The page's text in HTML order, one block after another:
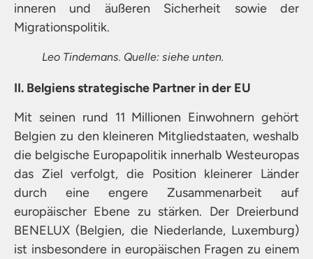
inneren und äußeren Sicherheit sowie der
Migrationspolitik.
Leo Tindemans. Quelle: siehe unten.
II. Belgiens strategische Partner in der EU
Mit seinen rund 11 Millionen Einwohnern gehört
Belgien zu den kleineren Mitgliedstaaten, weshalb
die belgische Europapolitik innerhalb Westeuropas
das Ziel verfolgt, die Position kleinerer Länder
durch eine engere Zusammenarbeit auf
europäischer Ebene zu stärken. Der Dreierbund
BENELUX (Belgien, die Niederlande, Luxemburg)
ist insbesondere in europäischen Fragen zu einem